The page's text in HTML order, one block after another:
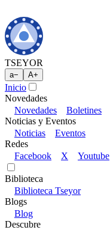
TSEYOR
a− A+
Inicio
Novedades
Novedades
Boletines
Noticias y Eventos
Noticias
Eventos
Redes
Facebook
X Youtube
Biblioteca
Biblioteca Tseyor
Blogs
Blog
Descubre